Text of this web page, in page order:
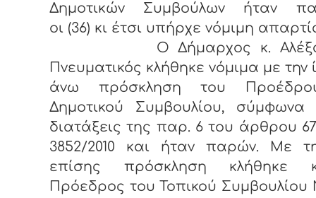
Δημοτικών Συμβούλων ήταν
οι (36) κι έτσι υπήρχε νόμιμη
Ο Δήμαρχος κ.
Πνευματικός κλήθηκε νόμιμα με την
άνω πρόσκληση του
Δημοτικού Συμβουλίου, σύμφωνα
διατάξεις της παρ. 6 του άρθρου
3852/2010 και ήταν παρών. Με
επίσης πρόσκληση κλήθηκε
Πρόεδρος του Τοπικού Συμβουλίου